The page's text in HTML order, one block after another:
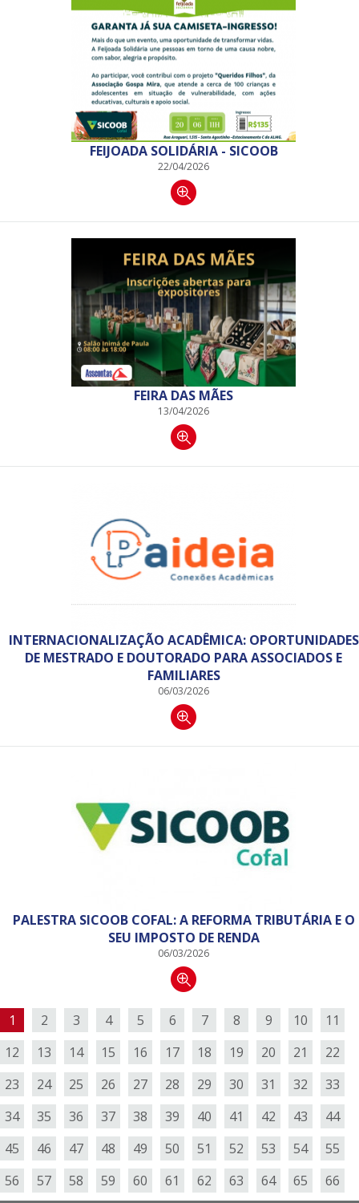
FEIJOADA SOLIDÁRIA - SICOOB
22/04/2026
FEIRA DAS MÃES
13/04/2026
INTERNACIONALIZAÇÃO ACADÊMICA: OPORTUNIDADES
DE MESTRADO E DOUTORADO PARA ASSOCIADOS E
FAMILIARES
06/03/2026
PALESTRA SICOOB COFAL: A REFORMA TRIBUTÁRIA E O
SEU IMPOSTO DE RENDA
06/03/2026
1 2 3 4 5 6 7 8 9 10
11
12
13 14 15 16 17 18 19 20 21
22
23
24 25 26 27 28 29 30 31 32
33
34
35 36 37 38 39 40 41 42 43
44
45
46 47 48 49 50 51 52 53 54
55
56
57 58 59 60 61 62 63 64 65 66